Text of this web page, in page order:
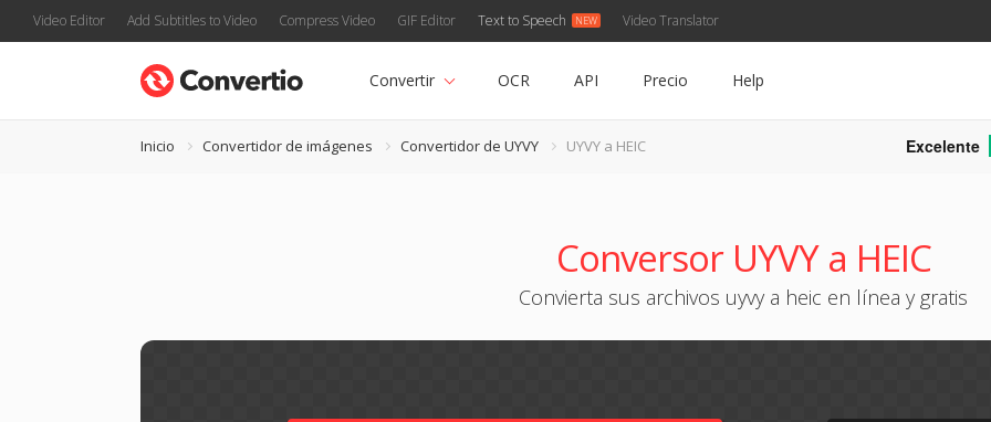
Video Editor Add Subtitles to Video Compress Video GIF Editor Text to Speech Video Translator
Convertir OCR API Precio Help
Inicio Convertidor de imágenes Convertidor de UYVY UYVY a HEIC Excelente
Conversor UYVY a HEIC
Convierta sus archivos uyvy a heic en línea y gratis